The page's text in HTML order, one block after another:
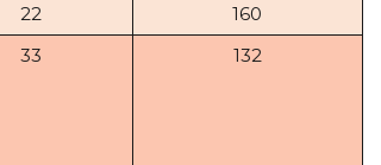
22
160
33 132